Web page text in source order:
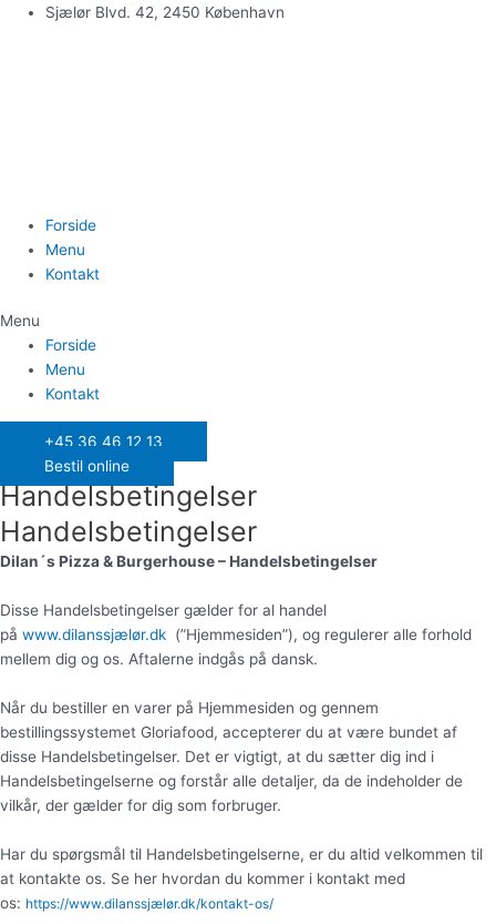
Sjælør Blvd. 42, 2450 København
Forside
Menu
Kontakt
Menu
Forside
Menu
Kontakt
+45 36 46 12 13
Bestil online
Handelsbetingelser
Handelsbetingelser
Dilan´s Pizza & Burgerhouse – Handelsbetingelser
Disse Handelsbetingelser gælder for al handel
på www.dilanssjælør.dk (”Hjemmesiden”), og regulerer alle forhold
mellem dig og os. Aftalerne indgås på dansk.
Når du bestiller en varer på Hjemmesiden og gennem
bestillingssystemet Gloriafood, accepterer du at være bundet af
disse Handelsbetingelser. Det er vigtigt, at du sætter dig ind i
Handelsbetingelserne og forstår alle detaljer, da de indeholder de
vilkår, der gælder for dig som forbruger.
Har du spørgsmål til Handelsbetingelserne, er du altid velkommen til
at kontakte os. Se her hvordan du kommer i kontakt med
os: https://www.dilanssjælør.dk/kontakt-os/